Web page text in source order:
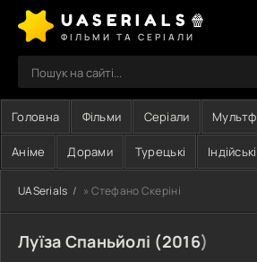
UASERIALS🍿
ФІЛЬМИ ТА СЕРІАЛИ
Головна Фільми Серіали
Аніме Дорами Турецькі Індійські
UASerials » Стефано Скеріні
Луїза Спаньйолі (2016)